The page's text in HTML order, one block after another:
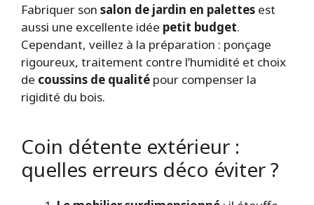
Fabriquer son salon de jardin en palettes est
aussi une excellente idée petit budget.
Cependant, veillez à la préparation : ponçage
rigoureux, traitement contre l’humidité et choix
de coussins de qualité pour compenser la
rigidité du bois.
Coin détente extérieur :
quelles erreurs déco éviter ?